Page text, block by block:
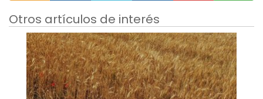
Otros artículos de interés